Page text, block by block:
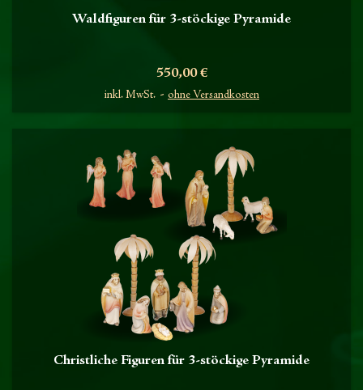
Waldfiguren für 3-stöckige Pyramide
Preis
550,00 €
inkl. MwSt. ohne Versandkosten
Christliche Figuren für 3-stöckige Pyramide